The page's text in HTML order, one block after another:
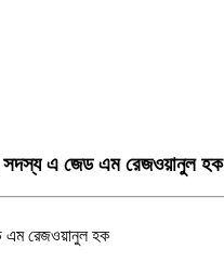
সদস্য এ জেড এম রেজওয়ানুল হক